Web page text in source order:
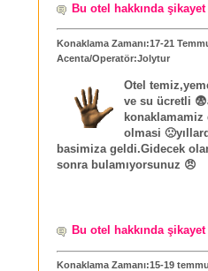
Bu otel hakkında şikayet
Konaklama Zamanı:17-21
Acenta/Operatör:Jolytur
Otel
ve su ücretli
olmasi
basimiza geldi.Gidecek
sonra bulamıyorsunuz 😠
Bu otel hakkında şikayet
Konaklama Zamanı:15-19